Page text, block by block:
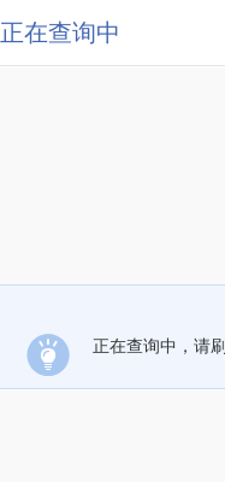
正在查询中
正在查询中，请